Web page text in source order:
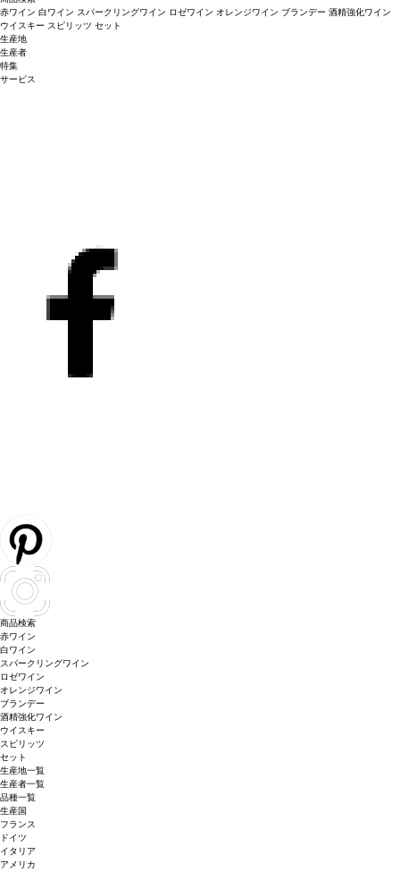
赤ワイン 白ワイン スパークリングワイン ロゼワイン オレンジワイン ブランデー 酒精強化ワイン
ウイスキー スピリッツ セット
生産地
生産者
特集
サービス
商品検索
赤ワイン
白ワイン
スパークリングワイン
ロゼワイン
オレンジワイン
ブランデー
酒精強化ワイン
ウイスキー
スピリッツ
セット
生産地一覧
生産者一覧
品種一覧
生産国
フランス
ドイツ
イタリア
アメリカ